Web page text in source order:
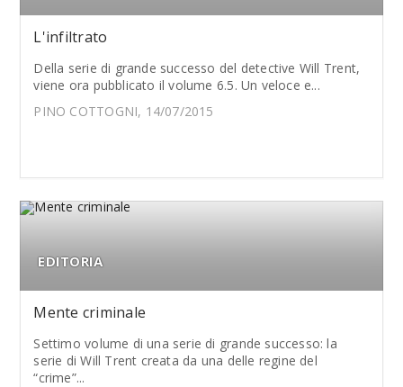
L'infiltrato
Della serie di grande successo del detective Will Trent,
viene ora pubblicato il volume 6.5. Un veloce e...
PINO COTTOGNI, 14/07/2015
EDITORIA
Mente criminale
Settimo volume di una serie di grande successo: la
serie di Will Trent creata da una delle regine del
“crime”...